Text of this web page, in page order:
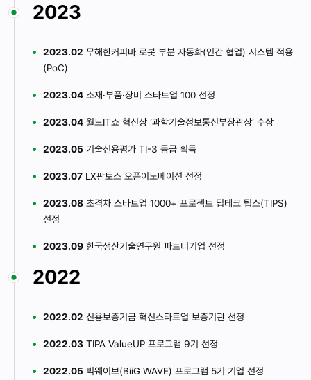
2023
2023.02 무해한커피바 로봇 부분 자동화(인간 협업) 시스템 적용
(PoC)
2023.04 소재·부품·장비 스타트업 100 선정
2023.04 월드IT쇼 혁신상 ‘과학기술정보통신부장관상’ 수상
2023.05 기술신용평가 TI-3 등급 획득
2023.07 LX판토스 오픈이노베이션 선정
2023.08 초격차 스타트업 1000+ 프로젝트 딥테크 팁스(TIPS)
선정
2023.09 한국생산기술연구원 파트너기업 선정
2022
2022.02 신용보증기금 혁신스타트업 보증기관 선정
2022.03 TIPA ValueUP 프로그램 9기 선정
2022.05 빅웨이브(BiiG WAVE) 프로그램 5기 기업 선정